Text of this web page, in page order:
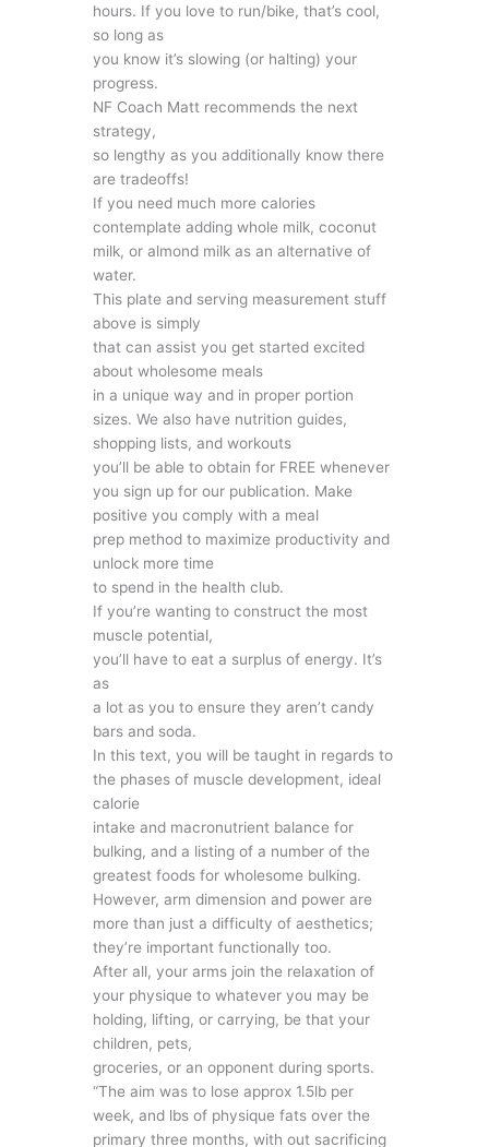
hours. If you love to run/bike, that’s cool,
so long as
you know it’s slowing (or halting) your
progress.
NF Coach Matt recommends the next
strategy,
so lengthy as you additionally know there
are tradeoffs!
If you need much more calories
contemplate adding whole milk, coconut
milk, or almond milk as an alternative of
water.
This plate and serving measurement stuff
above is simply
that can assist you get started excited
about wholesome meals
in a unique way and in proper portion
sizes. We also have nutrition guides,
shopping lists, and workouts
you’ll be able to obtain for FREE whenever
you sign up for our publication. Make
positive you comply with a meal
prep method to maximize productivity and
unlock more time
to spend in the health club.
If you’re wanting to construct the most
muscle potential,
you’ll have to eat a surplus of energy. It’s
as
a lot as you to ensure they aren’t candy
bars and soda.
In this text, you will be taught in regards to
the phases of muscle development, ideal
calorie
intake and macronutrient balance for
bulking, and a listing of a number of the
greatest foods for wholesome bulking.
However, arm dimension and power are
more than just a difficulty of aesthetics;
they’re important functionally too.
After all, your arms join the relaxation of
your physique to whatever you may be
holding, lifting, or carrying, be that your
children, pets,
groceries, or an opponent during sports.
“The aim was to lose approx 1.5lb per
week, and lbs of physique fats over the
primary three months, with out sacrificing